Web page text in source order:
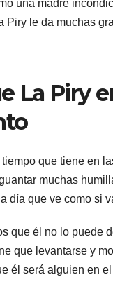
una madre
Piry le da muchas
La Piry
tiempo que tiene en
muchas
día que ve como si
que él no lo puede
que levantarse y
él será alguien en